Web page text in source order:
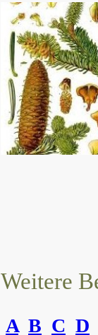
Weitere
A B C D